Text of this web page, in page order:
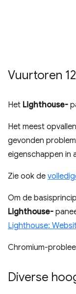
Vuurtoren 12
Het Lighthouse-
Het meest
gevonden
eigenschappen in
Zie ook de
Om de
Lighthouse-
Lighthouse:
Chromium-
Diverse